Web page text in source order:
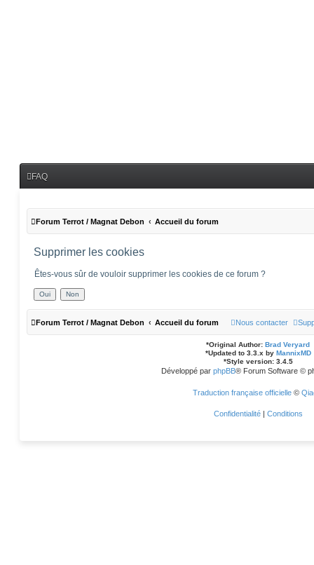
FAQ
Forum Terrot / Magnat Debon Accueil du forum
Supprimer les cookies
Êtes-vous sûr de vouloir supprimer les cookies de ce forum ?
Forum Terrot / Magnat Debon Accueil du forum Nous contacter
*Original Author: Brad Veryard
*Updated to 3.3.x by MannixMD
*Style version: 3.4.5
Développé par phpBB® Forum Software ©
Traduction française officielle©
Confidentialité | Conditions